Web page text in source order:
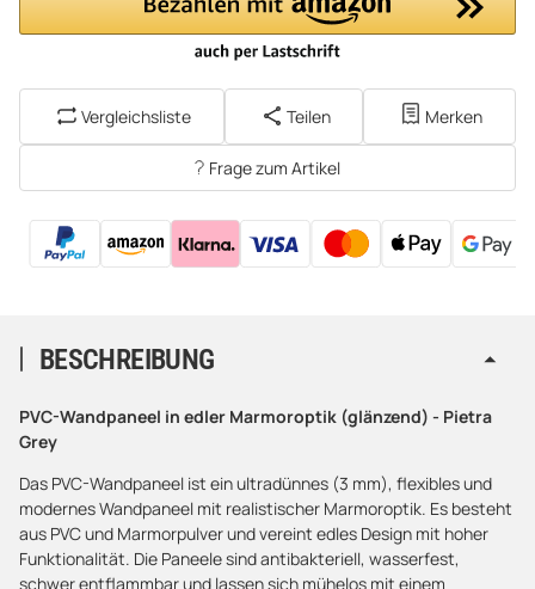
Vergleichsliste Teilen Merken
Frage zum Artikel
BESCHREIBUNG
PVC-Wandpaneel in edler Marmoroptik (glänzend) - Pietra
Grey
Das PVC-Wandpaneel ist ein ultradünnes (3 mm), flexibles und
modernes Wandpaneel mit realistischer Marmoroptik. Es besteht
aus PVC und Marmorpulver und vereint edles Design mit hoher
Funktionalität. Die Paneele sind antibakteriell, wasserfest,
schwer entflammbar und lassen sich mühelos mit einem